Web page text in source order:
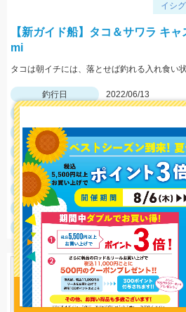
イシ
【新ガイド船】タコ＆サワラ キ
mi
釣行日
2022/06/13
釣場
ポイント
釣魚
サワラ（サゴシ）・
釣り方
その他
釣果
サワラ（サゴシ）1
サイズ
サワラ（サゴシ）